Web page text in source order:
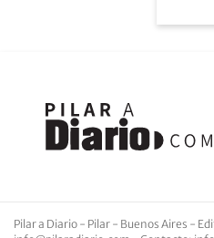
Pilar a Diario - Pilar - Buenos Aires -